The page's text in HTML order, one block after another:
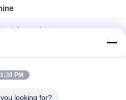
Taschen-Polywerbungs-
der Maschinen-zwei herstellt
1:30 PM
looking for?